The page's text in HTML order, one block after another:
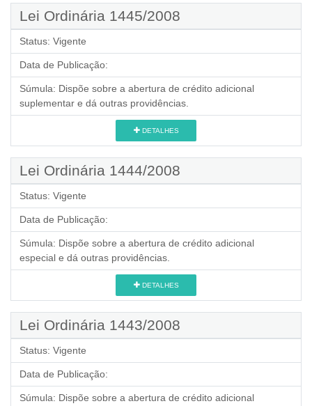
Lei Ordinária 1445/2008
Status: Vigente
Data de Publicação:
Súmula: Dispõe sobre a abertura de crédito adicional
suplementar e dá outras providências.
DETALHES
Lei Ordinária 1444/2008
Status: Vigente
Data de Publicação:
Súmula: Dispõe sobre a abertura de crédito adicional
especial e dá outras providências.
DETALHES
Lei Ordinária 1443/2008
Status: Vigente
Data de Publicação:
Súmula: Dispõe sobre a abertura de crédito adicional